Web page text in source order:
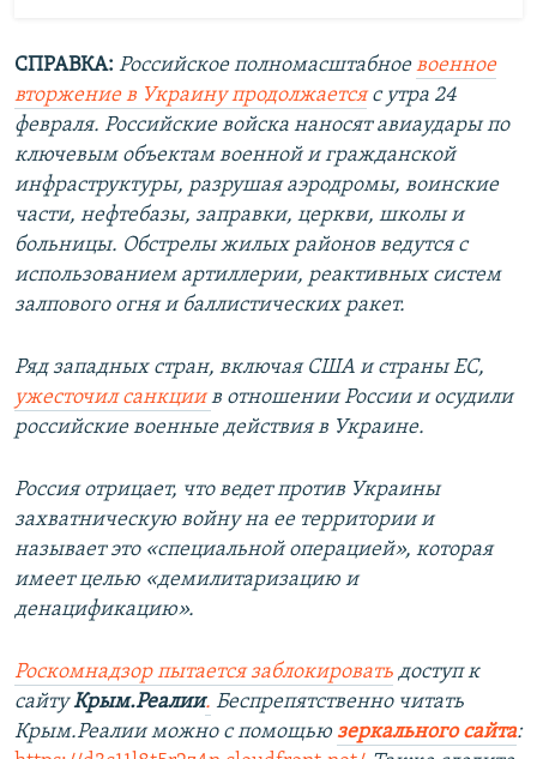
СПРАВКА: Российское полномасштабноевоенное
вторжение в Украину продолжаетсяс утра 24
февраля. Российские войска наносят авиаудары по
ключевым объектам военной и гражданской
инфраструктуры, разрушая аэродромы, воинские
части, нефтебазы, заправки, церкви, школы и
больницы. Обстрелы жилых районов ведутся с
использованием артиллерии, реактивных систем
залпового огня и баллистических ракет.
Ряд западных стран, включая США и страны ЕС,
ужесточил санкциив отношении России и осудили
российские военные действия в Украине.
Россия отрицает, что ведет против Украины
захватническую войну на ее территории и
называет это «специальной операцией», которая
имеет целью «демилитаризацию и
денацификацию».
Роскомнадзор пытается заблокировать доступ к
сайтуКрым.Реалии. Беспрепятственно читать
Крым.Реалии можно с помощью зеркального сайта: